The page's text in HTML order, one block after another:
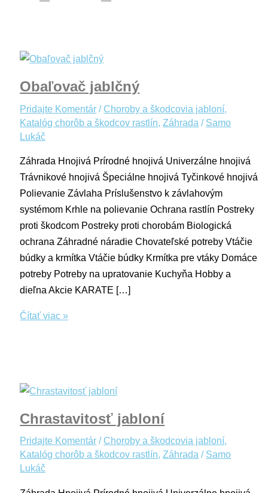
Obaľovač jablčný
Pridajte Komentár / Choroby a škodcovia jabloní,
Katalóg chorôb a škodcov rastlín,Záhrada / Samo
Lukáč
Záhrada Hnojivá Prírodné hnojivá Univerzálne hnojivá
Trávnikové hnojivá Špeciálne hnojivá Tyčinkové hnojivá
Polievanie Závlaha Príslušenstvo k závlahovým
systémom Krhle na polievanie Ochrana rastlín Postreky
proti škodcom Postreky proti chorobám Biologická
ochrana Záhradné náradie Chovateľské potreby Vtáčie
búdky a krmítka Vtáčie búdky Krmítka pre vtáky Domáce
potreby Potreby na upratovanie Kuchyňa Hobby a
dieľna Akcie KARATE […]
Čítať viac »
Chrastavitosť jabloní
Pridajte Komentár / Choroby a škodcovia jabloní,
Katalóg chorôb a škodcov rastlín,Záhrada / Samo
Lukáč